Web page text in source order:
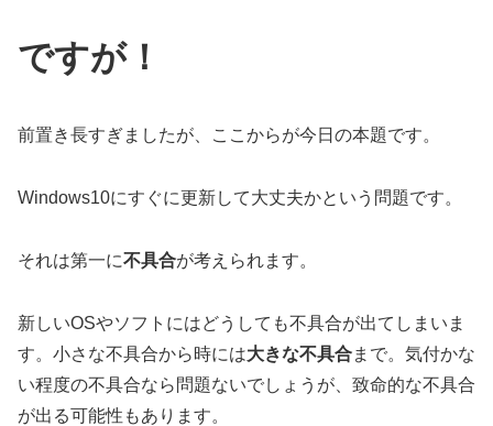
ですが！
前置き長すぎましたが、ここからが今日の本題です。
Windows10にすぐに更新して大丈夫かという問題です。
それは第一に不具合が考えられます。
新しいOSやソフトにはどうしても不具合が出てしまいま
す。小さな不具合から時には大きな不具合まで。気付かな
い程度の不具合なら問題ないでしょうが、致命的な不具合
が出る可能性もあります。